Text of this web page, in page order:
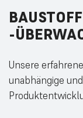
-
Unsere
unabhängige